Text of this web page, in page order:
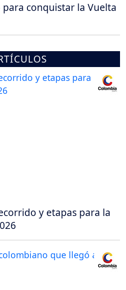
conquistar la Vuelta
y etapas para la